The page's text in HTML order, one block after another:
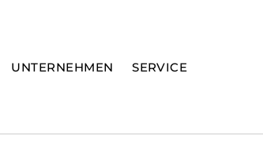
UNTERNEHMEN SERVICE